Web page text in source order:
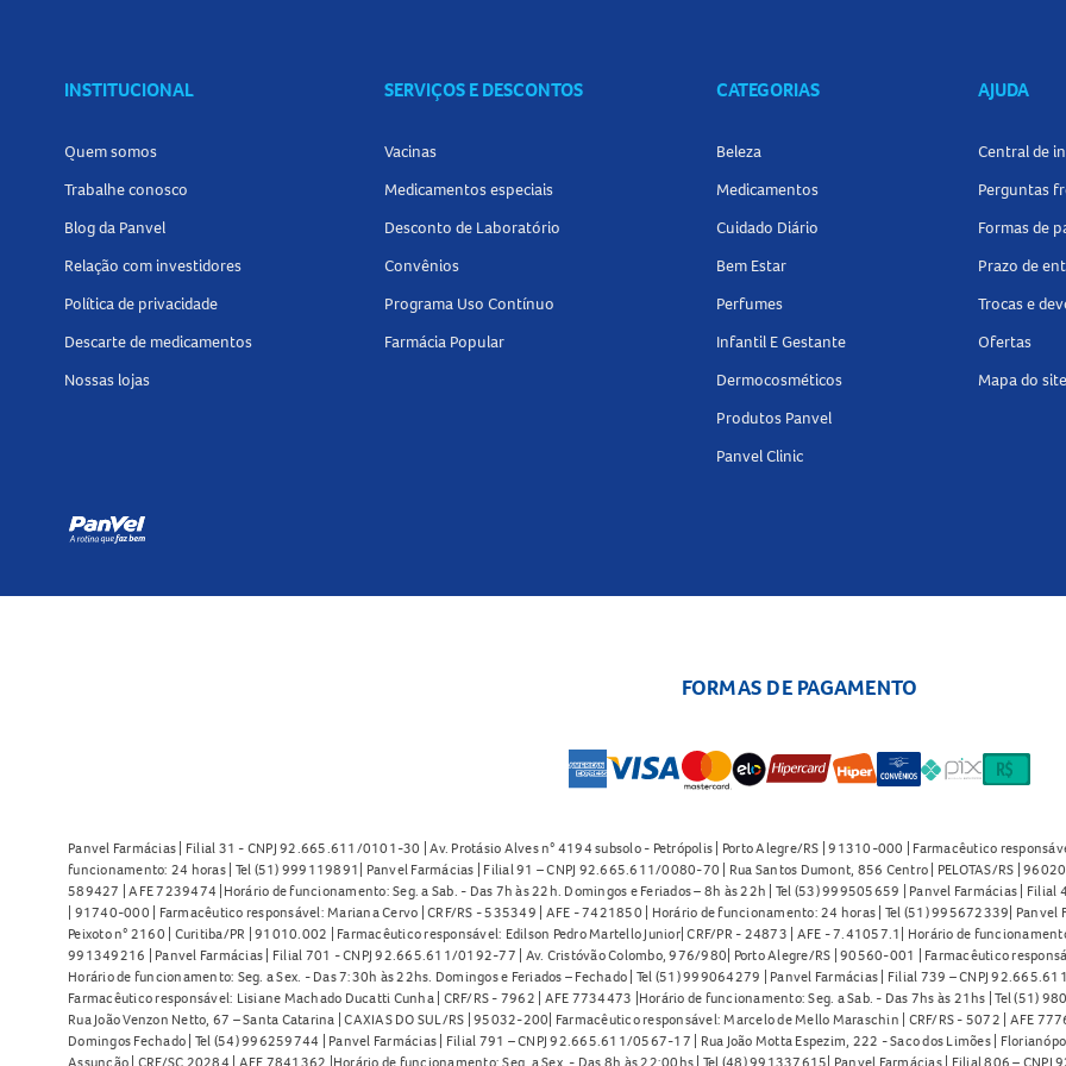
INSTITUCIONAL
Quem somos
Trabalhe conosco
Blog da Panvel
Relação com investidores
Política de privacidade
Descarte de medicamentos
Nossas lojas
SERVIÇOS E DESCONTOS
Vacinas
Medicamentos especiais
Desconto de Laboratório
Convênios
Programa Uso Contínuo
Farmácia Popular
CATEGORIAS
Beleza
Medicamentos
Cuidado Diário
Bem Estar
Perfumes
Infantil E Gestante
Dermocosméticos
Produtos Panvel
Panvel Clinic
AJUDA
Central de
Perguntas
Formas de
Prazo de
Trocas e
Ofertas
Mapa do site
FORMAS DE PAGAMENTO
Panvel Farmácias | Filial 31 - CNPJ 92.665.611/0101-30 | Av. Protásio Alves n° 4194 subsolo - Petrópolis | Porto Alegre/RS | 91310-000 | Farmacêutico
funcionamento: 24 horas | Tel (51) 999119891| Panvel Farmácias | Filial 91 – CNPJ 92.665.611/0080-70 | Rua Santos Dumont, 856 Centro | PELOTAS/RS |
589427 | AFE 7239474 |Horário de funcionamento: Seg. a Sab. - Das 7h às 22h. Domingos e Feriados – 8h às 22h | Tel (53) 999505659 | Panvel Farmácias |
| 91740-000 | Farmacêutico responsável: Mariana Cervo | CRF/RS - 535349 | AFE - 7421850 | Horário de funcionamento: 24 horas | Tel (51) 995672339|
Peixoto n° 2160 | Curitiba/PR | 91010.002 | Farmacêutico responsável: Edilson Pedro Martello Junior| CRF/PR - 24873 | AFE - 7.41057.1| Horário de
991349216 | Panvel Farmácias | Filial 701 - CNPJ 92.665.611/0192-77 | Av. Cristóvão Colombo, 976/980| Porto Alegre/RS | 90560-001 | Farmacêutico
Horário de funcionamento: Seg. a Sex. - Das 7:30h às 22hs. Domingos e Feriados – Fechado | Tel (51) 999064279 | Panvel Farmácias | Filial 739 – CNPJ
Farmacêutico responsável: Lisiane Machado Ducatti Cunha | CRF/RS - 7962 | AFE 7734473 |Horário de funcionamento: Seg. a Sab. - Das 7hs às 21hs | Tel (51)
Rua João Venzon Netto, 67 – Santa Catarina | CAXIAS DO SUL/RS | 95032-200| Farmacêutico responsável: Marcelo de Mello Maraschin | CRF/RS - 5072 | AFE
Domingos Fechado | Tel (54) 996259744 | Panvel Farmácias | Filial 791 – CNPJ 92.665.611/0567-17 | Rua João Motta Espezim, 222 - Saco dos Limões |
Assunção | CRF/SC 20284 | AFE 7841362 |Horário de funcionamento: Seg. a Sex. - Das 8h às 22:00hs | Tel (48) 991337615| Panvel Farmácias | Filial 806 –